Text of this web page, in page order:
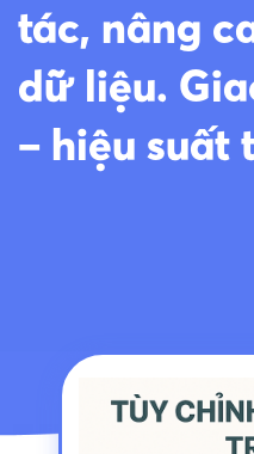
tác, nâng
dữ liệu.
– hiệu suất